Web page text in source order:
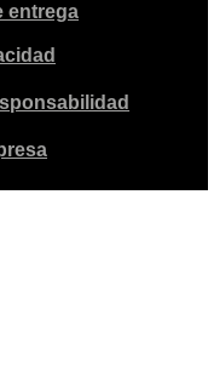
entrega